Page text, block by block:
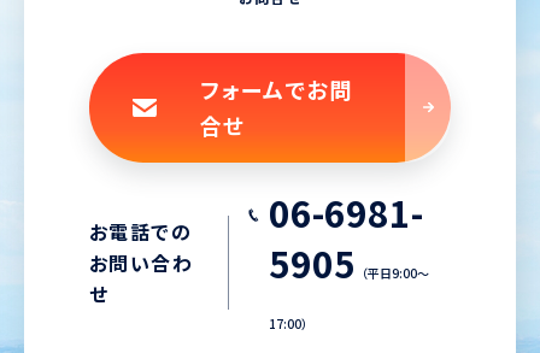
フォームでお問
合せ
お電話での
お問い合わ
せ
06-6981-
5905 （平日9:00〜
17:00）